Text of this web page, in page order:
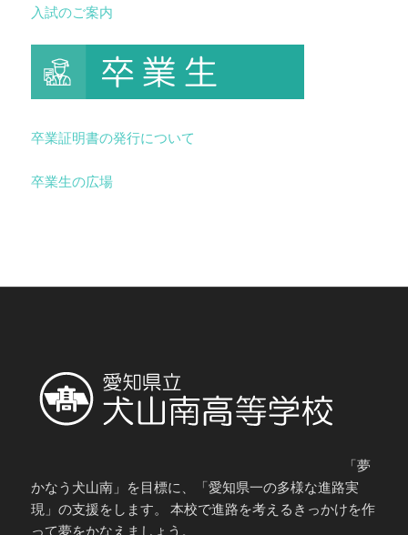
入試のご案内
卒業証明書の発行について
卒業生の広場
「夢
かなう犬山南」を目標に、「愛知県一の多様な進路実
現」の支援をします。 本校で進路を考えるきっかけを作
って夢をかなえましょう。